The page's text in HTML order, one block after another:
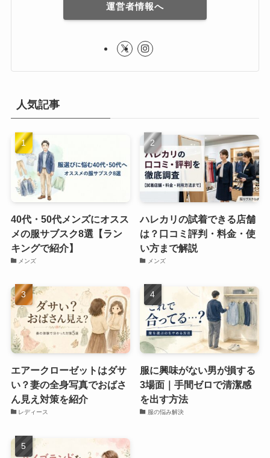
運営者情報へ
人気記事
40代・50代メンズにオスス
メの服サブスク8選【ラン
キングで紹介】
メンズ
ハレカリの試着できる店舗
は？口コミ評判・料金・使
い方まで解説
メンズ
エアークローゼットはダサ
い？妻の全身写真でおばさ
ん見え対策を紹介
レディース
服に興味がない男が損する
3場面｜手間ゼロで清潔感
を出す方法
服の悩み解決